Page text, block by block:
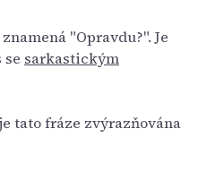
"Opravdu?". Je
sarkastickým
tato fráze zvýrazňována